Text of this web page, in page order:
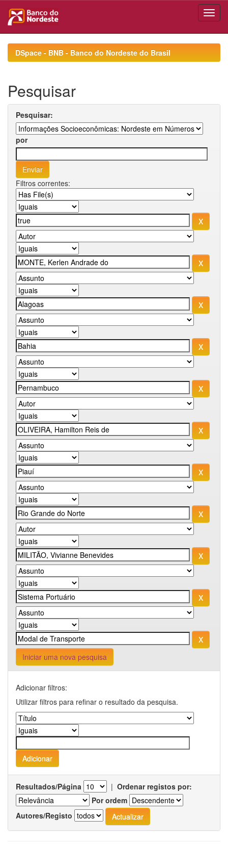
navigationDSpace - BNB - Banco do Nordeste do Brasil
Pesquisar
Pesquisar:
por
Filtros correntes:
Iniciar uma nova pesquisa
Adicionar filtros:
Utilizar filtros para refinar o resultado da pesquisa.
Resultados/Página | Ordenar registos por:
Por ordem
Autores/Registo